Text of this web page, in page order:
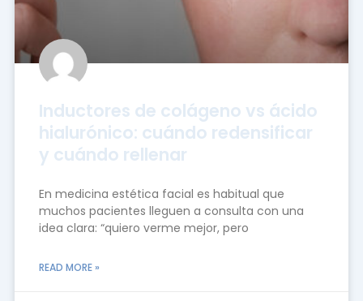
Inductores de colágeno vs ácido
hialurónico: cuándo redensificar
y cuándo rellenar
En medicina estética facial es habitual que
muchos pacientes lleguen a consulta con una
idea clara: “quiero verme mejor, pero
READ MORE »